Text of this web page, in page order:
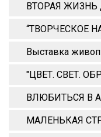
ВТОРАЯ ЖИЗНЬ
“ТВОРЧЕСКОЕ
Выставка
"ЦВЕТ. СВЕТ.
ВЛЮБИТЬСЯ В
МАЛЕНЬКАЯ